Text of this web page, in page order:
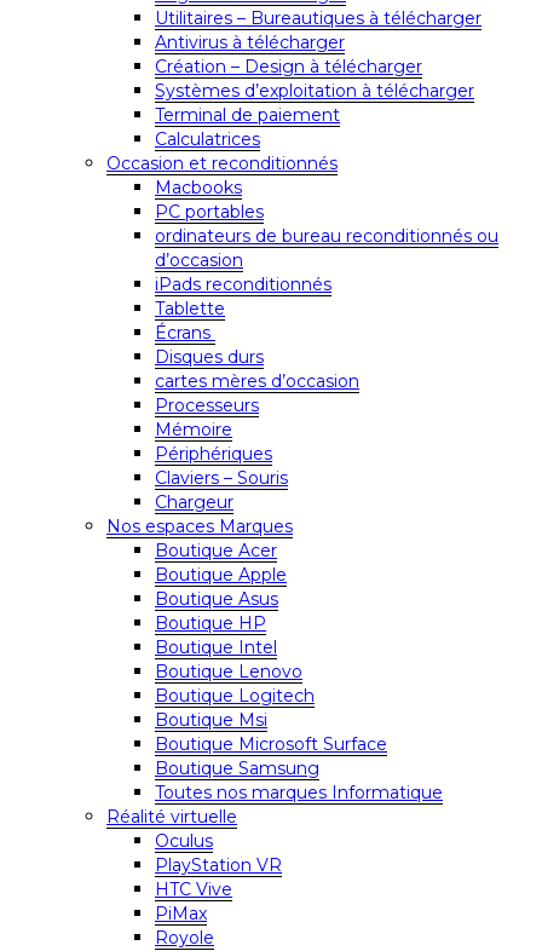
Utilitaires – Bureautiques à télécharger
Antivirus à télécharger
Création – Design à télécharger
Systèmes d’exploitation à télécharger
Terminal de paiement
Calculatrices
Occasion et reconditionnés
Macbooks
PC portables
ordinateurs de bureau reconditionnés ou
d’occasion
iPads reconditionnés
Tablette
Écrans
Disques durs
cartes mères d’occasion
Processeurs
Mémoire
Périphériques
Claviers – Souris
Chargeur
Nos espaces Marques
Boutique Acer
Boutique Apple
Boutique Asus
Boutique HP
Boutique Intel
Boutique Lenovo
Boutique Logitech
Boutique Msi
Boutique Microsoft Surface
Boutique Samsung
Toutes nos marques Informatique
Réalité virtuelle
Oculus
PlayStation VR
HTC Vive
PiMax
Royole